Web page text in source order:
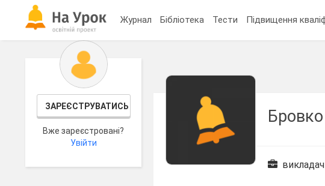
Журнал Бібліотека Тести Підвищення
ЗАРЕЄСТРУВАТИСЬ
Вже зареєстровані?
Увійти